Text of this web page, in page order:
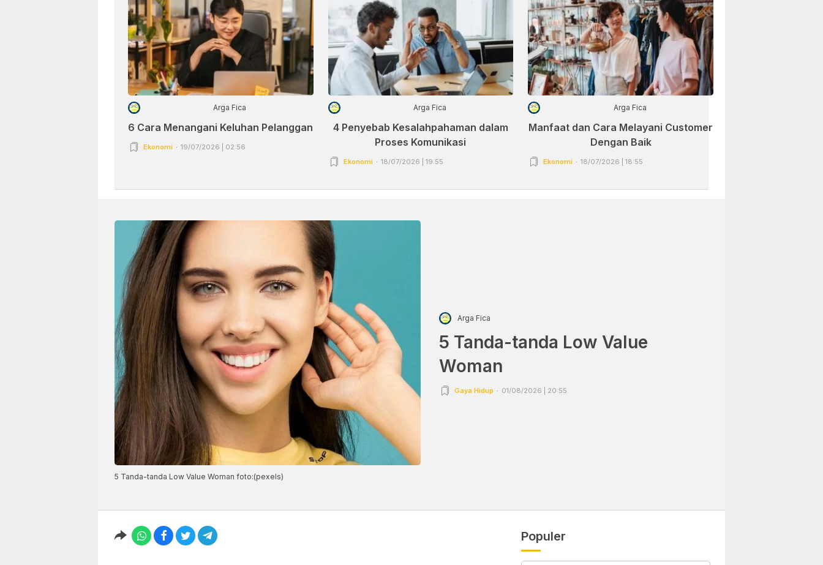
Arga Fica
6 Cara Menangani Keluhan Pelanggan
Ekonomi 19/07/2026 | 02:56
Arga Fica
4 Penyebab Kesalahpahaman dalam
Proses Komunikasi
Ekonomi 18/07/2026 | 19:55
Arga Fica
Manfaat dan Cara Melayani Customer
Dengan Baik
Ekonomi 18/07/2026 | 18:55
5 Tanda-tanda Low Value Woman foto:(pexels)
Arga Fica
5 Tanda-tanda Low Value
Woman
Gaya Hidup 01/08/2026 | 20:55
Populer